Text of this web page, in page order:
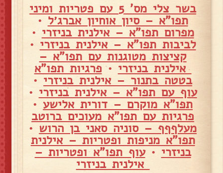
בשר צלי מס' 5 עם פטריות ומיני
תפו"א – סיון אוחיון אברג׳ל •
מפרום תפו"א – אילנית בניזרי •
לביבות תפו"א – אילנית בניזרי •
קציצות מטוגנות עם תפו"א –
אילנית בניזרי • פרגיות תפו"א
בטטה בתנור – אילנית בניזרי •
עוף עם תפו"א – אילנית בניזרי •
תפו"א מוקרם – דורית אלישע•
פרגיות עם תפו"א מעוכים ברוטב
מעלףףף – סוניה סאני בן הרוש •
תפו"א מניפות ופטריות – אילנית
בניזרי •עוף תפו"א ופטריות –
אילנית בניזרי